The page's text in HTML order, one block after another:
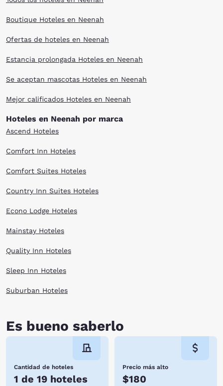
Boutique Hoteles en Neenah
Ofertas de hoteles en Neenah
Estancia prolongada Hoteles en Neenah
Se aceptan mascotas Hoteles en Neenah
Mejor calificados Hoteles en Neenah
Hoteles en Neenah por marca
Ascend Hoteles
Comfort Inn Hoteles
Comfort Suites Hoteles
Country Inn Suites Hoteles
Econo Lodge Hoteles
Mainstay Hoteles
Quality Inn Hoteles
Sleep Inn Hoteles
Suburban Hoteles
Es bueno saberlo
Cantidad de hoteles
1 de 19 hoteles
Precio más alto
$180